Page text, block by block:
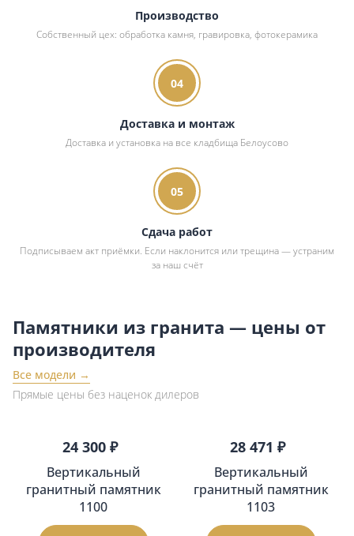
Производство
Собственный цех: обработка камня, гравировка, фотокерамика
04
Доставка и монтаж
Доставка и установка на все кладбища Белоусово
05
Сдача работ
Подписываем акт приёмки. Если наклонится или трещина — устраним
за наш счёт
Памятники из гранита — цены от
производителя
Все модели →
Прямые цены без наценок дилеров
24 300 ₽
Вертикальный
гранитный памятник
1100
28 471 ₽
Вертикальный
гранитный памятник
1103